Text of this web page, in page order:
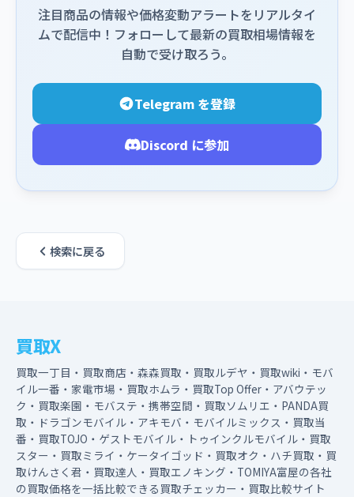
注目商品の情報や価格変動アラートをリアルタイ
ムで配信中！フォローして最新の買取相場情報を
自動で受け取ろう。
Telegram を登録
Discord に参加
検索に戻る
買取X
買取一丁目・買取商店・森森買取・買取ルデヤ・買取wiki・モバ
イル一番・家電市場・買取ホムラ・買取Top Offer・アバウテッ
ク・買取楽園・モバステ・携帯空間・買取ソムリエ・PANDA買
取・ドラゴンモバイル・アキモバ・モバイルミックス・買取当
番・買取TOJO・ゲストモバイル・トゥインクルモバイル・買取
スター・買取ミライ・ケータイゴッド・買取オク・ハチ買取・買
取けんさく君・買取達人・買取エノキング・TOMIYA富屋の各社
の買取価格を一括比較できる買取チェッカー・買取比較サイト